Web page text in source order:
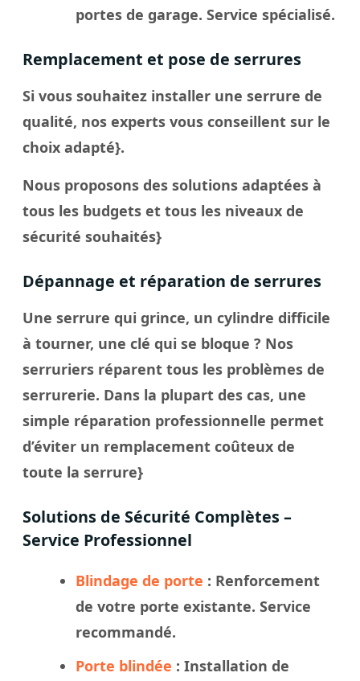
portes de garage. Service spécialisé.
Remplacement et pose de serrures
Si vous souhaitez installer une serrure de
qualité, nos experts vous conseillent sur le
choix adapté}.
Nous proposons des solutions adaptées à
tous les budgets et tous les niveaux de
sécurité souhaités}
Dépannage et réparation de serrures
Une serrure qui grince, un cylindre difficile
à tourner, une clé qui se bloque ? Nos
serruriers réparent tous les problèmes de
serrurerie. Dans la plupart des cas, une
simple réparation professionnelle permet
d’éviter un remplacement coûteux de
toute la serrure}
Solutions de Sécurité Complètes –
Service Professionnel
Blindage de porte : Renforcement
de votre porte existante. Service
recommandé.
Porte blindée : Installation de